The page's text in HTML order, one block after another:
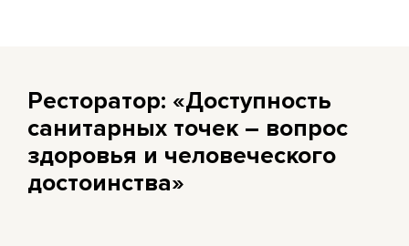
Ресторатор: «Доступность
санитарных точек – вопрос
здоровья и человеческого
достоинства»